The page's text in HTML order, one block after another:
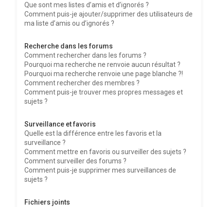
Que sont mes listes d’amis et d’ignorés ?
Comment puis-je ajouter/supprimer des utilisateurs de
ma liste d’amis ou d’ignorés ?
Recherche dans les forums
Comment rechercher dans les forums ?
Pourquoi ma recherche ne renvoie aucun résultat ?
Pourquoi ma recherche renvoie une page blanche ?!
Comment rechercher des membres ?
Comment puis-je trouver mes propres messages et
sujets ?
Surveillance et favoris
Quelle est la différence entre les favoris et la
surveillance ?
Comment mettre en favoris ou surveiller des sujets ?
Comment surveiller des forums ?
Comment puis-je supprimer mes surveillances de
sujets ?
Fichiers joints